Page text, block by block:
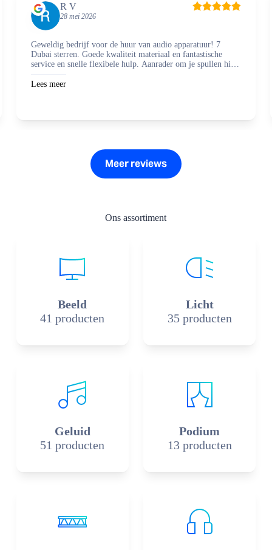
R V
28 mei 2026
Geweldig bedrijf voor de huur van audio apparatuur! 7
Dubai sterren. Goede kwaliteit materiaal en fantastische
service en snelle flexibele hulp. Aanrader om je spullen hier
Lees meer
Meer reviews
Ons assortiment
Beeld
41 producten
Licht
35 producten
Geluid
51 producten
Podium
13 producten